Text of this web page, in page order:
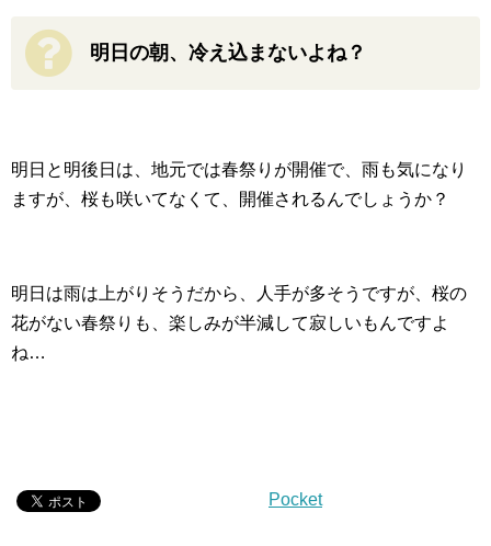
明日の朝、冷え込まないよね？
明日と明後日は、地元では春祭りが開催で、雨も気になり
ますが、桜も咲いてなくて、開催されるんでしょうか？
明日は雨は上がりそうだから、人手が多そうですが、桜の
花がない春祭りも、楽しみが半減して寂しいもんですよ
ね…
Pocket